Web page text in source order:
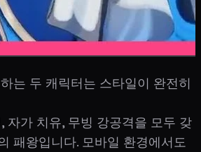
는 두 캐릭터는 스타일이 완전히
자가 치유, 무빙 강공격을 모두 갖
패왕입니다. 모바일 환경에서도